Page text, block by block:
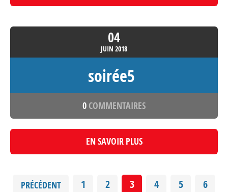
04
JUIN 2018
soirée5
0 COMMENTAIRES
EN SAVOIR PLUS
PRÉCÉDENT 1 2 3 4 5 6